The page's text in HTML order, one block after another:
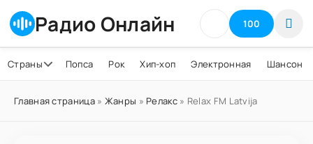
Радио Онлайн 100
Страны Попса Рок Хип-хоп Электронная Шансон
Главная страница» Жанры » Релакс» Relax FM Latvija